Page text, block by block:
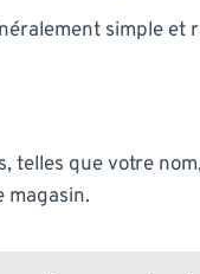
simple
que votre
magasin.